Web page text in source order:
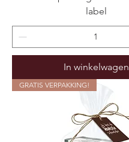
label
In winkelwagen
GRATIS VERPAKKING!